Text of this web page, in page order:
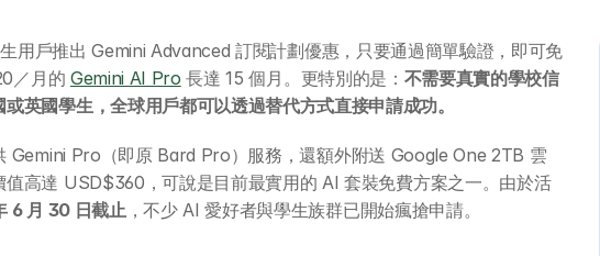
用戶推出 Gemini Advanced 訂閱計劃優惠，只要通過簡單驗證，即可免
／月的 Gemini AI Pro 長達 15 個月。更特別的是： 不需要真實的學校信
英國學生，全球用戶都可以透過替代方式直接申請成功。
Gemini Pro（即原 Bard Pro）服務，還額外附送 Google One 2TB 雲
值高達 USD$360，可說是目前最實用的 AI 套裝免費方案之一。由於活
6 月 30 日截止，不少 AI 愛好者與學生族群已開始瘋搶申請。